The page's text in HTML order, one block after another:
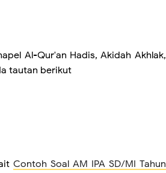
Al-Qur'an Hadis, Akidah Akhlak,
tautan berikut
Contoh Soal AM IPA SD/MI Tahun